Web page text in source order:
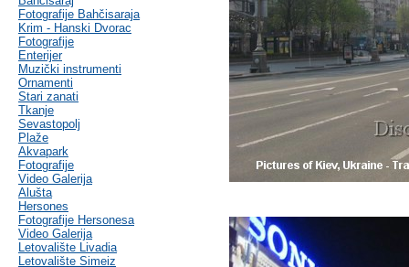
Fotografije Bahčisaraja
Krim - Hanski Dvorac
Fotografije
Enterijer
Muzički instrumenti
Ornamenti
Stari zanati
Tkanje
Sevastopolj
Plaže
Akvapark
Fotografije
Video Galerija
Alušta
Hersones
Fotografije Hersonesa
Video Galerija
Letovalište Livadia
Letovalište Simeiz